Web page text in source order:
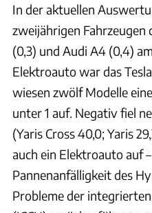
In der aktuellen
zweijährigen Fahrzeugen
(0,3) und Audi A4 (0,4)
Elektroauto war das
wiesen zwölf Modelle
unter 1 auf. Negativ fiel
(Yaris Cross 40,0; Yaris
auch ein Elektroauto auf
Pannenanfälligkeit des
Probleme der